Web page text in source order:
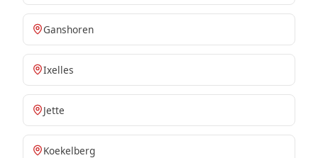
Ganshoren
Ixelles
Jette
Koekelberg